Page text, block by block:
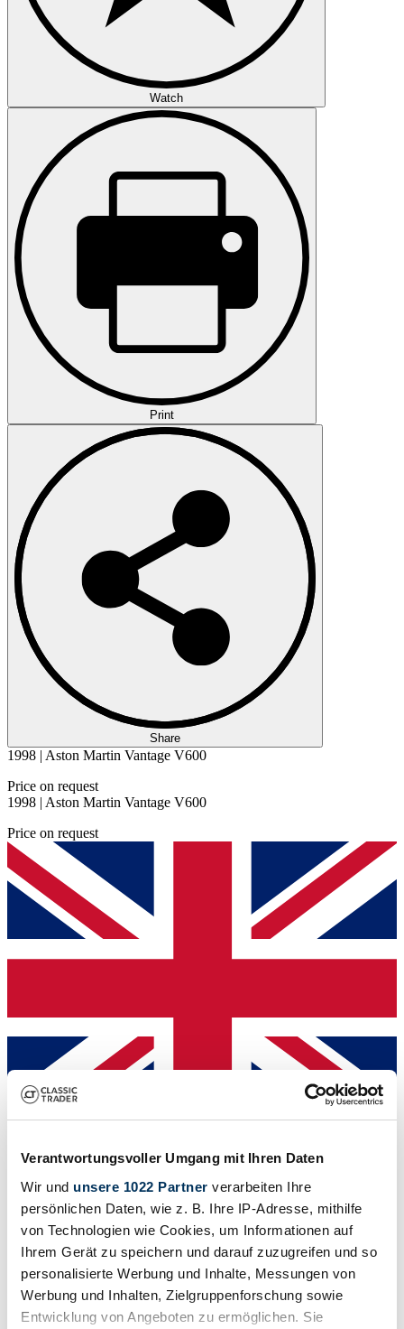
Verantwortungsvoller Umgang mit Ihren Daten
Wir und unsere 1022 Partner verarbeiten Ihre
persönlichen Daten, wie z. B. Ihre IP-Adresse, mithilfe
von Technologien wie Cookies, um Informationen auf
Ihrem Gerät zu speichern und darauf zuzugreifen und so
personalisierte Werbung und Inhalte, Messungen von
Werbung und Inhalten, Zielgruppenforschung sowie
Entwicklung von Angeboten zu ermöglichen. Sie
Watch
Print
Share
1998 | Aston Martin Vantage V600
Price on request
1998 | Aston Martin Vantage V600
Price on request